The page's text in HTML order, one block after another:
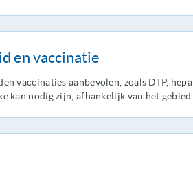
en vaccinatie
vaccinaties aanbevolen, zoals DTP,
kan nodig zijn, afhankelijk van het gebied